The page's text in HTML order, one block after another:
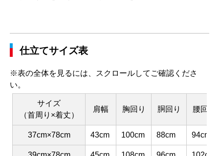
仕立てサイズ表
※表の全体を見るには、スクロールしてご確認くださ
い。
サイズ
（首周り×着丈）
肩幅 胸回り 胴回り 腰回り
37cm×78cm 43cm 100cm 88cm 94cm